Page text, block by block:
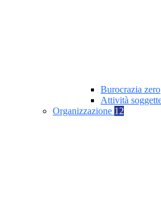
Burocrazia zero
Attività
Organizzazione 12